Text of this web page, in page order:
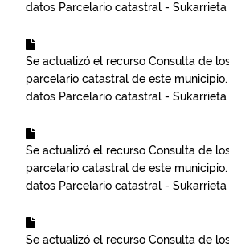
datos Parcelario catastral - Sukarrieta
Se actualizó el recurso Consulta de
parcelario catastral de este municipio.
datos Parcelario catastral - Sukarrieta
Se actualizó el recurso Consulta de
parcelario catastral de este municipio.
datos Parcelario catastral - Sukarrieta
Se actualizó el recurso Consulta de